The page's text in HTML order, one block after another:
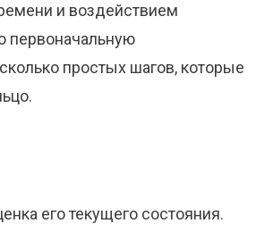
и воздействием
первоначальную
простых шагов, которые
его текущего состояния.